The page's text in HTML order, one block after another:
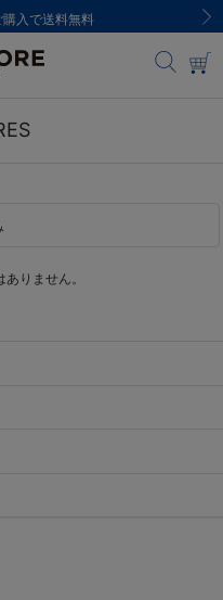
入で送料無料
りません。